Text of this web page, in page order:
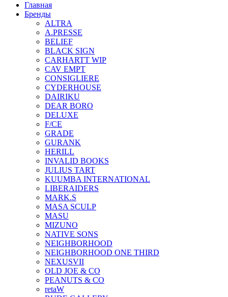
Главная
Бренды
ALTRA
A.PRESSE
BELIEF
BLACK SIGN
CARHARTT WIP
CAV EMPT
CONSIGLIERE
CYDERHOUSE
DAIRIKU
DEAR BORO
DELUXE
F/CE
GRADE
GURANK
HERILL
INVALID BOOKS
JULIUS TART
KUUMBA INTERNATIONAL
LIBERAIDERS
MARK.S
MASA SCULP
MASU
MIZUNO
NATIVE SONS
NEIGHBORHOOD
NEIGHBORHOOD ONE THIRD
NEXUSVII
OLD JOE & CO
PEANUTS & CO
retaW